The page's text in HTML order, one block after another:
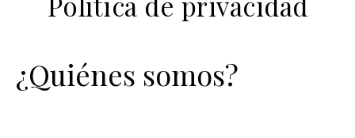
¿Quiénes somos?